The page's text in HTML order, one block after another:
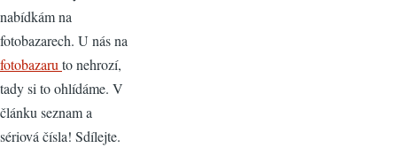
nabídkám na
fotobazarech. U nás na
fotobazaru to nehrozí,
tady si to ohlídáme. V
článku seznam a
sériová čísla! Sdílejte.